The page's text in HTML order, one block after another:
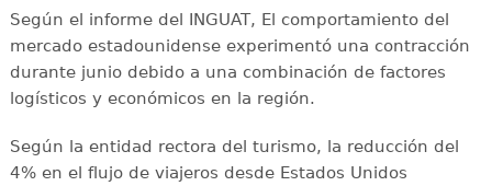
Según el informe del INGUAT, El comportamiento del
mercado estadounidense experimentó una contracción
durante junio debido a una combinación de factores
logísticos y económicos en la región.
Según la entidad rectora del turismo, la reducción del
4% en el flujo de viajeros desde Estados Unidos